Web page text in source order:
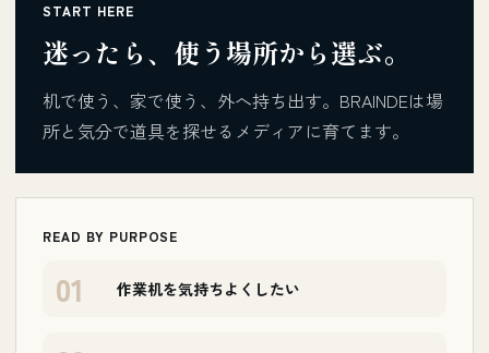
START HERE
迷ったら、使う場所から選ぶ。
机で使う、家で使う、外へ持ち出す。BRAINDEは場
所と気分で道具を探せるメディアに育てます。
READ BY PURPOSE
01 作業机を気持ちよくしたい